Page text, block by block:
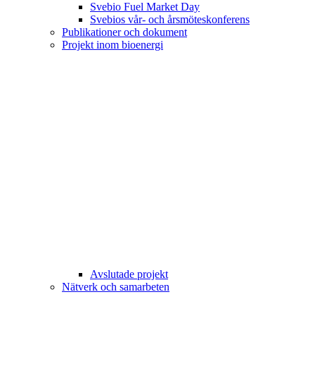
Svebio Fuel Market Day
Svebios vår- och årsmöteskonferens
Publikationer och dokument
Projekt inom bioenergi
Avslutade projekt
Nätverk och samarbeten